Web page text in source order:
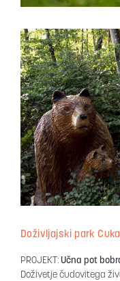
Doživljajski park
PROJEKT: Učna pot
Doživetje čudovitega